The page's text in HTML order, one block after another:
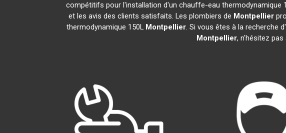
compétitifs pour l'installation d'un chauffe-eau thermodynamique
et les avis des clients satisfaits. Les plombiers de Montpellier
thermodynamique 150L Montpellier. Si vous êtes à la recherche
Montpellier, n'hésitez